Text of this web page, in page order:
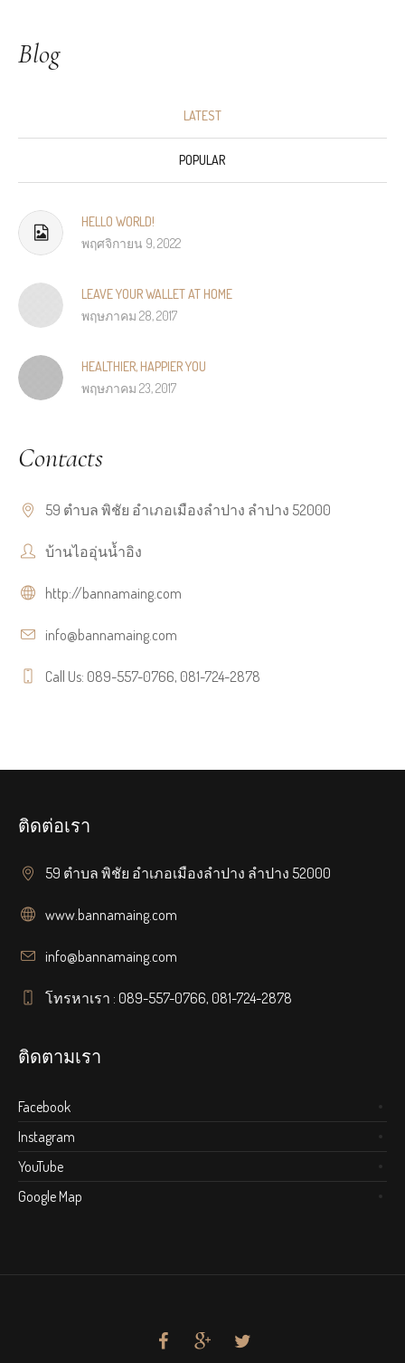
Blog
LATEST
POPULAR
HELLO WORLD!
พฤศจิกายน 9, 2022
LEAVE YOUR WALLET AT HOME
พฤษภาคม 28, 2017
HEALTHIER, HAPPIER YOU
พฤษภาคม 23, 2017
Contacts
59 ตำบล พิชัย อำเภอเมืองลำปาง ลำปาง 52000
บ้านไออุ่นน้ำอิง
http://bannamaing.com
info@bannamaing.com
Call Us: 089-557-0766, 081-724-2878
ติดต่อเรา
59 ตำบล พิชัย อำเภอเมืองลำปาง ลำปาง 52000
www.bannamaing.com
info@bannamaing.com
โทรหาเรา : 089-557-0766, 081-724-2878
ติดตามเรา
Facebook
Instagram
YouTube
Google Map